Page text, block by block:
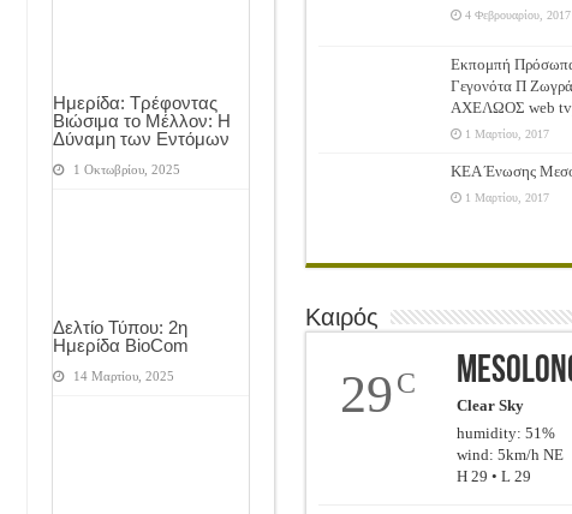
Ημερίδα: Τρέφοντας
Βιώσιμα το Μέλλον: Η
Δύναμη των Εντόμων
1 Οκτωβρίου, 2025
Δελτίο Τύπου: 2η
Ημερίδα BioCom
14 Μαρτίου, 2025
4 Φεβρουαρίου, 2017
Εκπομπή
Γεγονότα Π
ΑΧΕΛΩΟΣ web
1 Μαρτίου, 2017
ΚΕΑ Ένωσης
1 Μαρτίου, 2017
Καιρός
29C
Clear Sky
humidity: 51%
wind: 5km/h NE
H 29 • L 29